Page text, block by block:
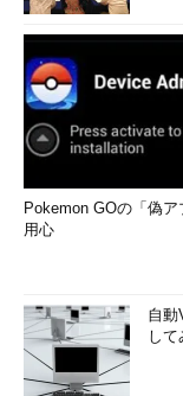
Pokemon GOの「偽
用心
自動
して